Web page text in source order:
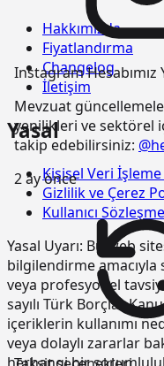
Instagram Hesabımız
Mevzuat
yenilikleri ve sektörel
takip edebilirsiniz:
2 ay önce
Hakkımızda
Fiyatlandırma
Changelog
İletişim
Yasal
Kişisel Veri İşleme
Gizlilik ve Çerez
Kullanıcı
Yasal Uyarı: Bu web
bilgilendirme
veya profesyonel
sayılı Türk Borçlar
içeriklerin kullanımı
veya dolaylı zararlar